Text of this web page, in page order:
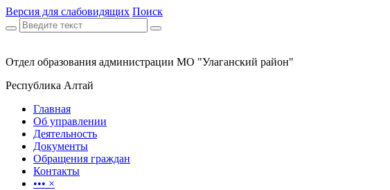
Версия для слабовидящих Поиск
Отдел образования администрации МО "Улаганский район"
Республика Алтай
Главная
Об управлении
Деятельность
Документы
Обращения граждан
Контакты
••• ×